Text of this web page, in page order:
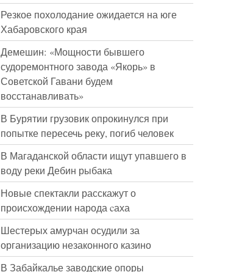
Резкое похолодание ожидается на юге
Хабаровского края
Демешин: «Мощности бывшего
судоремонтного завода «Якорь» в
Советской Гавани будем
восстанавливать»
В Бурятии грузовик опрокинулся при
попытке пересечь реку, погиб человек
В Магаданской области ищут упавшего в
воду реки Дебин рыбака
Новые спектакли расскажут о
происхождении народа cаха
Шестерых амурчан осудили за
организацию незаконного казино
В Забайкалье заводские опоры